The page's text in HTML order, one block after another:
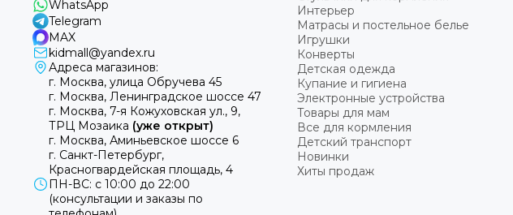
WhatsApp
Telegram
MAX
kidmall@yandex.ru
Адреса магазинов:
г. Москва, улица Обручева 45
г. Москва, Ленинградское шоссе 47
г. Москва, 7-я Кожуховская ул., 9,
ТРЦ Мозаика (уже открыт)
г. Москва, Аминьевское шоссе 6
г. Санкт-Петербург,
Красногвардейская площадь, 4
ПН-ВС: с 10:00 до 22:00
(консультации и заказы по
Интерьер
Матрасы и постельное белье
Игрушки
Конверты
Детская одежда
Купание и гигиена
Электронные устройства
Товары для мам
Все для кормления
Детский транспорт
Новинки
Хиты продаж